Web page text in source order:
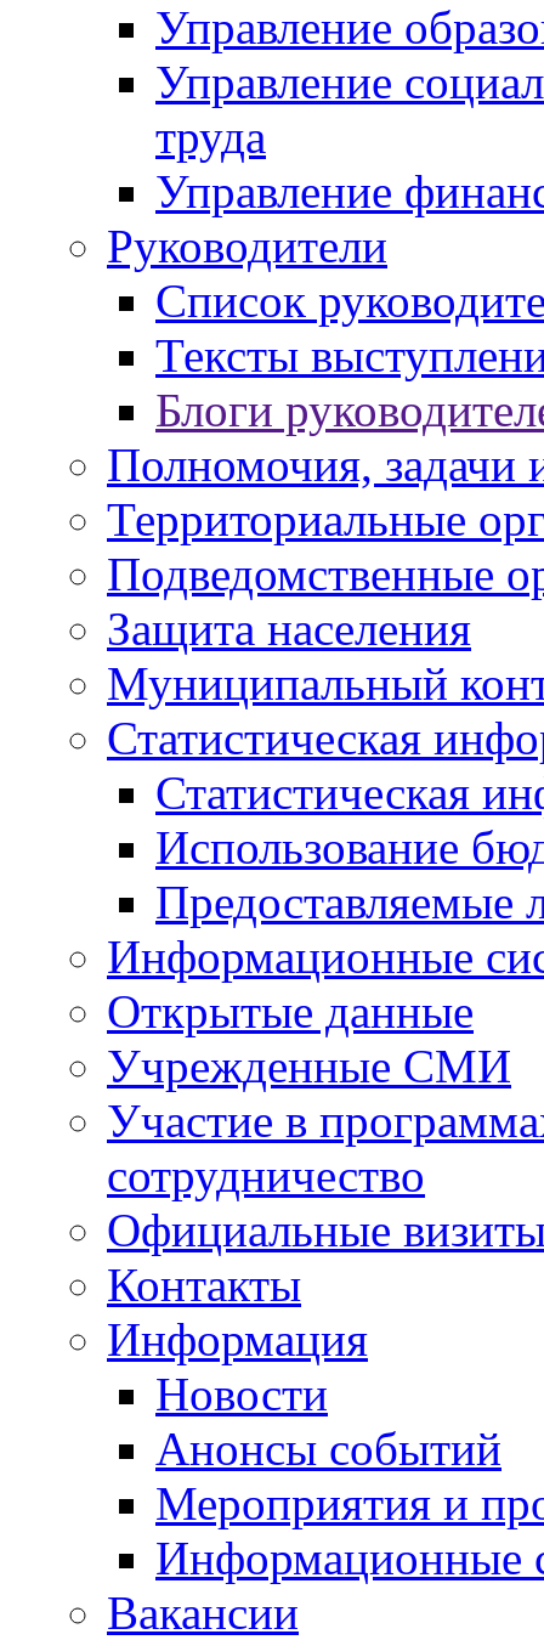
Управление
Управление
труда
Управление
Руководители
Список
Тексты
Блоги
Полномочия, задачи
Территориальные
Подведомственные
Защита населения
Муниципальный
Статистическая
Статистическая
Использование
Предоставляемые
Информационные
Открытые данные
Учрежденные СМИ
Участие в
сотрудничество
Официальные
Контакты
Информация
Новости
Анонсы событий
Мероприятия и
Информационные
Вакансии